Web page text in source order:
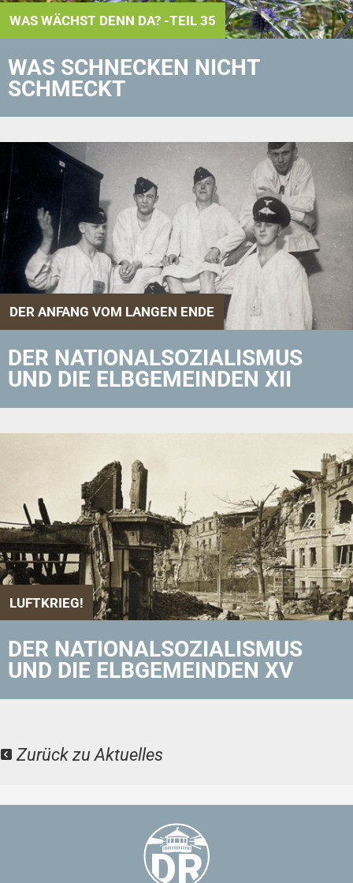
WAS WÄCHST DENN DA? -TEIL 35
WAS SCHNECKEN NICHT
SCHMECKT
DER ANFANG VOM LANGEN ENDE
DER NATIONALSOZIALISMUS
UND DIE ELBGEMEINDEN XII
LUFTKRIEG!
DER NATIONALSOZIALISMUS
UND DIE ELBGEMEINDEN XV
Zurück zu Aktuelles